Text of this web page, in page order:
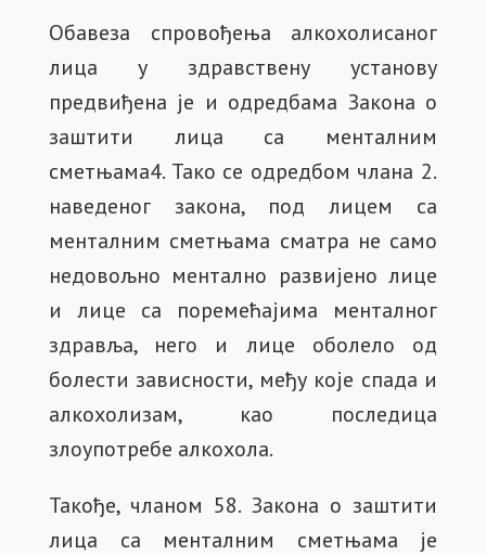
Обавеза спровођења алкохолисаног
лица у здравствену установу
предвиђена је и одредбама Закона о
заштити лица са менталним
сметњама4. Тако се одредбом члана 2.
наведеног закона, под лицем са
менталним сметњама сматра не само
недовољно ментално развијено лице
и лице са поремећајима менталног
здравља, него и лице оболело од
болести зависности, међу које спада и
алкохолизам, као последица
злоупотребе алкохола.
Такође, чланом 58. Закона о заштити
лица са менталним сметњама је